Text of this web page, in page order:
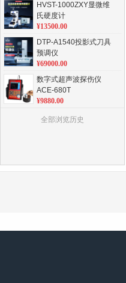
HVST-1000ZXY显微维
氏硬度计
¥13500.00
DTP-A1540投影式刀具
预调仪
¥69000.00
数字式超声波探伤仪
ACE-680T
¥9880.00
全自动金相试样磨抛机
型座/圆T座/圆柱座
全部浏览历史